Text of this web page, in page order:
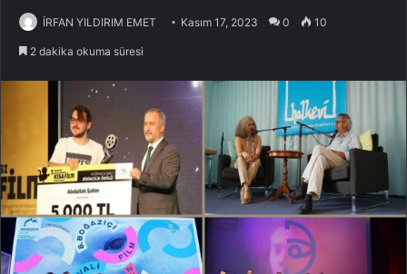
İRFAN YILDIRIM EMET Kasım 17, 2023 0 10
2 dakika okuma süresi